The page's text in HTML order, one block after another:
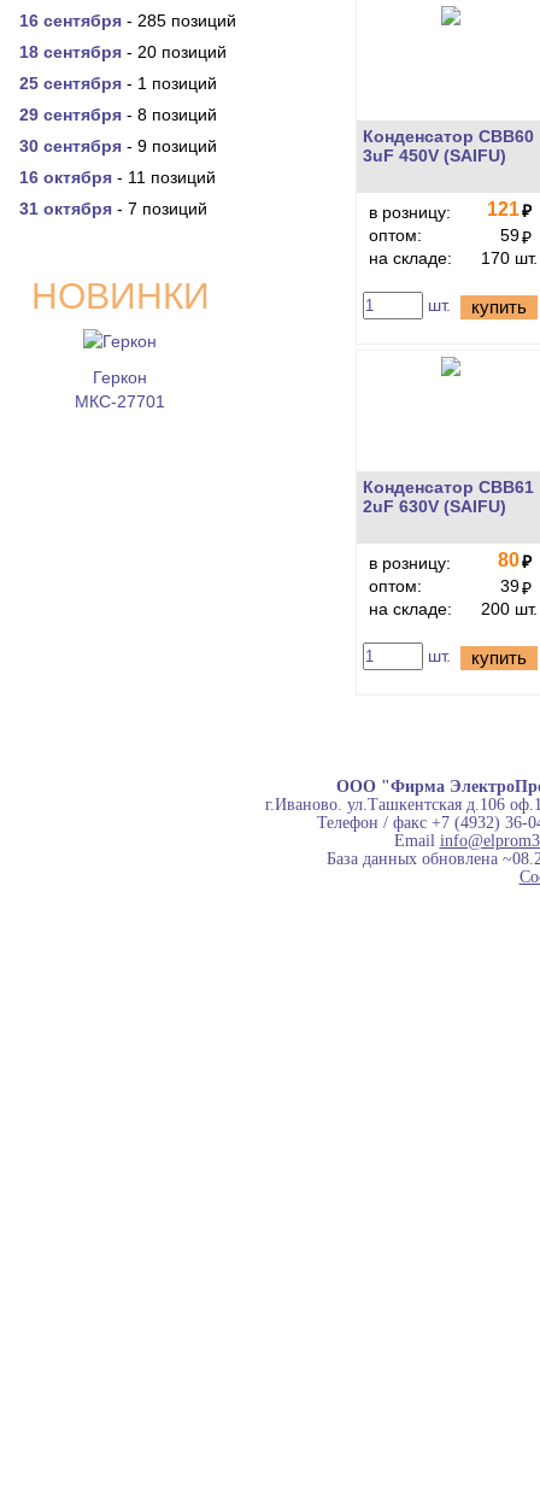
16 сентября - 285 позиций
18 сентября - 20 позиций
25 сентября - 1 позиций
29 сентября - 8 позиций
30 сентября - 9 позиций
16 октября - 11 позиций
31 октября - 7 позиций
НОВИНКИ
Геркон
МКС-27701
Конденсатор CBB60
3uF 450V (SAIFU)
в розницу: 121₽
оптом:
59₽
на складе:
170 шт.
шт. купить
Конденсатор CBB61
2uF 630V (SAIFU)
в розницу: 80₽
оптом:
39₽
на складе:
200 шт.
шт. купить
ООО "Фирма
г.Иваново. ул.Ташкентская д.106
Телефон / факс +7 (4932) 36-
Email
База данных обновлена